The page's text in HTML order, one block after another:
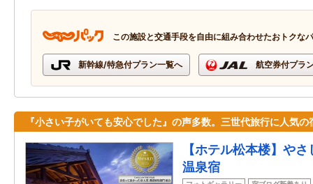
この施設と交通手段を自由に組み合わせたおトクな
新幹線/特急付プラン一覧へ 航空券付プラ
『小さい子がいても安心でした』の声多数。三世代旅行に人気の
【ホテル松本楼】や
温泉宿